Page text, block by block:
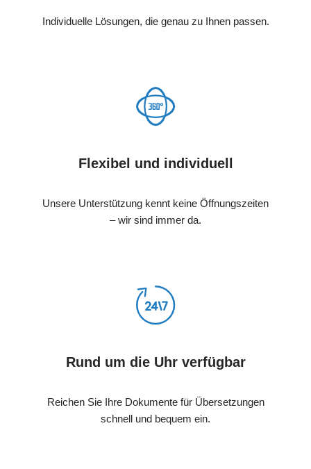
Individuelle Lösungen, die genau zu Ihnen passen.
Flexibel und individuell
Unsere Unterstützung kennt keine Öffnungszeiten
– wir sind immer da.
Rund um die Uhr verfügbar
Reichen Sie Ihre Dokumente für Übersetzungen
schnell und bequem ein.